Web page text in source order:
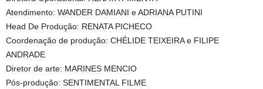
Atendimento: WANDER DAMIANI e ADRIANA PUTINI
Head De Produção: RENATA PICHECO
Coordenação de produção: CHÉLIDE TEIXEIRA e FILIPE
ANDRADE
Diretor de arte: MARINES MENCIO
Pós-produção: SENTIMENTAL FILME